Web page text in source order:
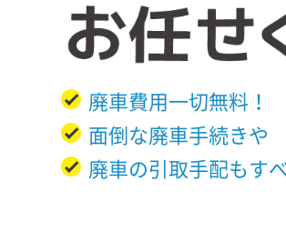
廃車費用一切無料！
面倒な廃車手続きや
廃車の引取手配もす